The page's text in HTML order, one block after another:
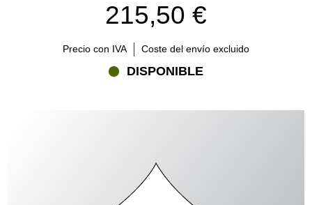
215,50 €
Precio con IVA Coste del envío excluido
DISPONIBLE